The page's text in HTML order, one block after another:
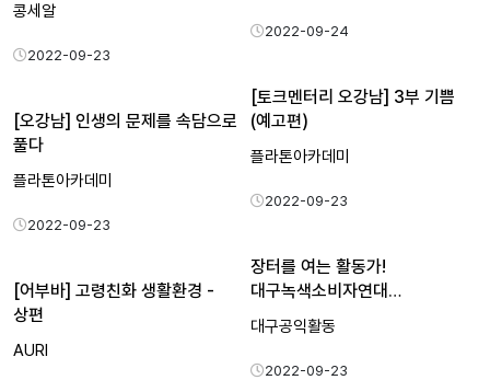
2022-09-24
콩세알
2022-09-23
[토크멘터리 오강남] 3부 기쁨
(예고편)
플라톤아카데미
2022-09-23
[오강남] 인생의 문제를 속담으로
풀다
플라톤아카데미
2022-09-23
장터를 여는 활동가!
대구녹색소비자연대
최송은활동가의 …
대구공익활동
2022-09-23
[어부바] 고령친화 생활환경 -
상편
AURI